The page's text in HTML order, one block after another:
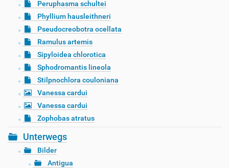
Peruphasma schultei
Phyllium hausleithneri
Pseudocreobotra ocellata
Ramulus artemis
Sipyloidea chlorotica
Sphodromantis lineola
Stilpnochlora couloniana
Vanessa cardui
Vanessa cardui
Zophobas atratus
Unterwegs
Bilder
Antigua